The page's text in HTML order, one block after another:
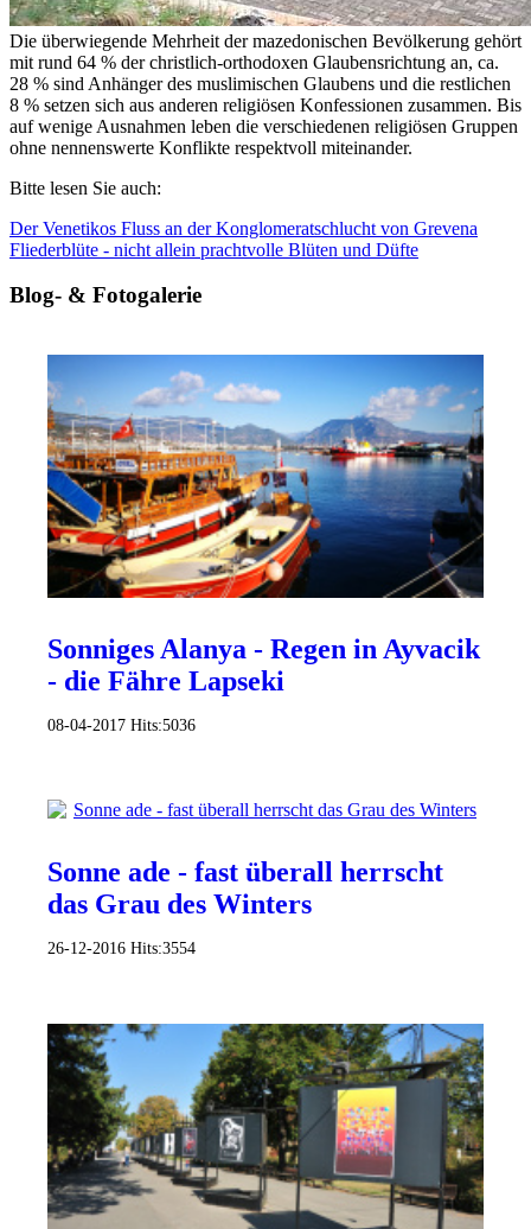
Die überwiegende Mehrheit der mazedonischen Bevölkerung gehört
mit rund 64 % der christlich-orthodoxen Glaubensrichtung an, ca.
28 % sind Anhänger des muslimischen Glaubens und die restlichen
8 % setzen sich aus anderen religiösen Konfessionen zusammen. Bis
auf wenige Ausnahmen leben die verschiedenen religiösen Gruppen
ohne nennenswerte Konflikte respektvoll miteinander.
Bitte lesen Sie auch:
Der Venetikos Fluss an der Konglomeratschlucht von Grevena
Fliederblüte - nicht allein prachtvolle Blüten und Düfte
Blog- & Fotogalerie
Sonniges Alanya - Regen in Ayvacik
- die Fähre Lapseki
08-04-2017 Hits:5036
Sonne ade - fast überall herrscht
das Grau des Winters
26-12-2016 Hits:3554